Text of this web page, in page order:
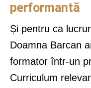
performantă
Și pentru ca
Doamna Barcan
formator într-un
Curriculum